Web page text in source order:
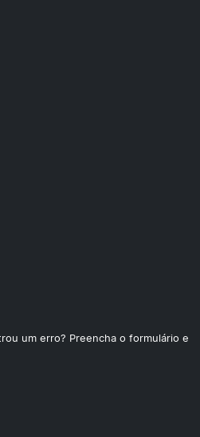
um erro? Preencha o formulário e